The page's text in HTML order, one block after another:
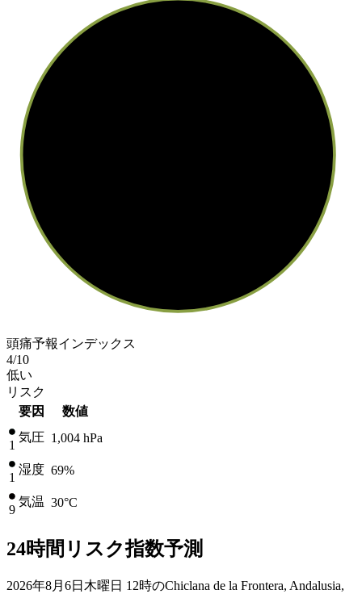
頭痛予報インデックス
4/10
低い
リスク
要因
数値
1
気圧 1,004 hPa
1
湿度 69%
9
気温 30°C
24時間リスク指数予測
2026年8月6日木曜日 12時のChiclana de la Frontera, Andalusia,